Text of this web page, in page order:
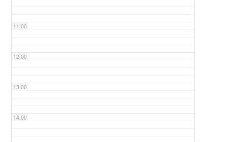
11:00
12:00
13:00
14:00